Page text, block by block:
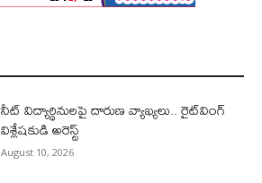
నీట్ విద్యార్థినులపై దారుణ వ్యాఖ్యలు.. రైట్‌వింగ్
విశ్లేషకుడి అరెస్ట్
August 10, 2026